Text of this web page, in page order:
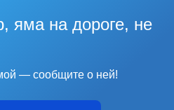
яма на дороге, не
— сообщите о ней!